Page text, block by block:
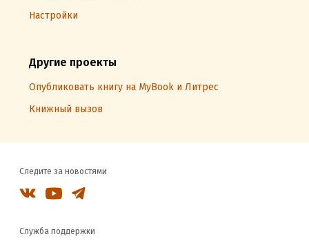
Настройки
Другие проекты
Опубликовать книгу на MyBook и Литрес
Книжный вызов
Следите за новостями
Служба поддержки